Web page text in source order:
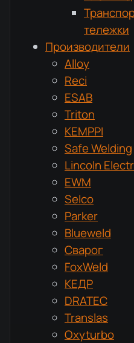
тележки
Производители
Alloy
Reci
ESAB
Triton
KEMPPI
Safe Welding
Lincoln
EWM
Selco
Parker
Blueweld
Сварог
FoxWeld
КЕДР
DRATEC
Translas
Oxyturbo